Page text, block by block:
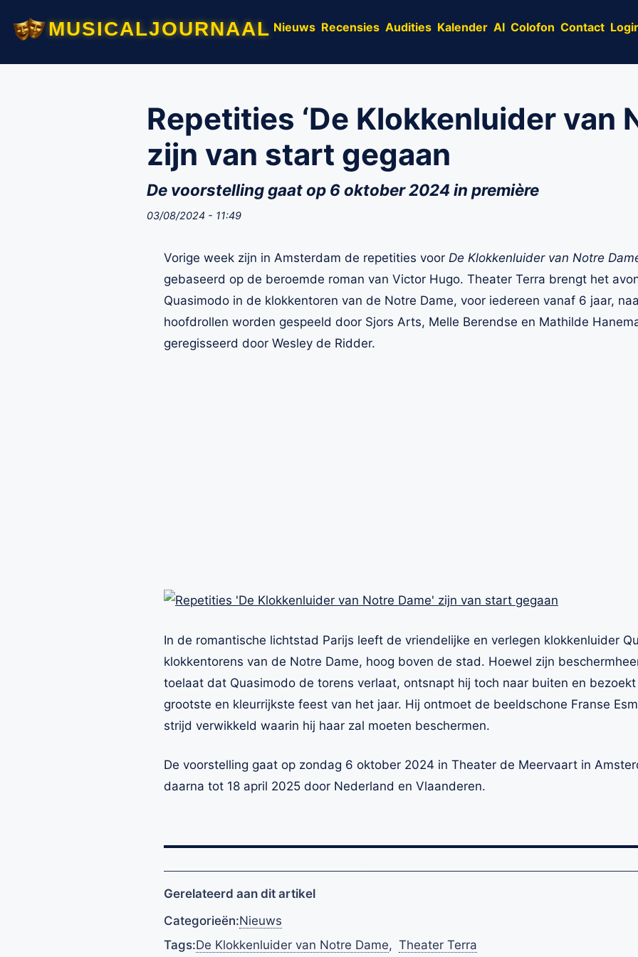
musicaljournaal Nieuws Recensies Audities Kalender AI Colofon Contact
Repetities ‘De Klokkenluider van
zijn van start gegaan
De voorstelling gaat op 6 oktober 2024 in première
03/08/2024 - 11:49
Vorige week zijn in Amsterdam de repetities voor De Klokkenluider van Notre
gebaseerd op de beroemde roman van Victor Hugo. Theater Terra brengt het
Quasimodo in de klokkentoren van de Notre Dame, voor iedereen vanaf 6 jaar,
hoofdrollen worden gespeeld door Sjors Arts, Melle Berendse en Mathilde
geregisseerd door Wesley de Ridder.
In de romantische lichtstad Parijs leeft de vriendelijke en verlegen klokkenluider
klokkentorens van de Notre Dame, hoog boven de stad. Hoewel zijn
toelaat dat Quasimodo de torens verlaat, ontsnapt hij toch naar buiten en
grootste en kleurrijkste feest van het jaar. Hij ontmoet de beeldschone Franse
strijd verwikkeld waarin hij haar zal moeten beschermen.
De voorstelling gaat op zondag 6 oktober 2024 in Theater de Meervaart in
daarna tot 18 april 2025 door Nederland en Vlaanderen.
Gerelateerd aan dit artikel
Categorieën:Nieuws
Tags:De Klokkenluider van Notre Dame, Theater Terra